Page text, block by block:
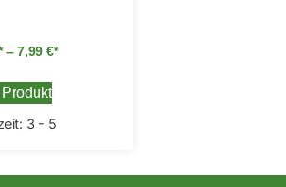
– 7,99 €
3 - 5